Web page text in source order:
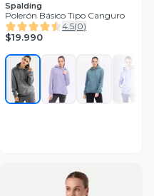
Spalding
Polerón Básico Tipo Canguro
4.5(0)
$19.990